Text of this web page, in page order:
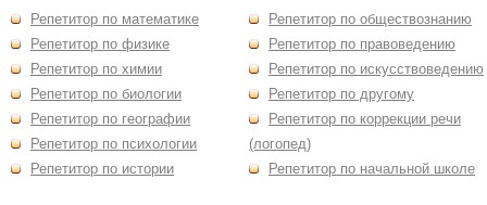
Репетитор по математике
Репетитор по физике
Репетитор по химии
Репетитор по биологии
Репетитор по географии
Репетитор по психологии
Репетитор по истории
Репетитор по обществознанию
Репетитор по правоведению
Репетитор по искусствоведению
Репетитор по другому
Репетитор по коррекции речи
(логопед)
Репетитор по начальной школе